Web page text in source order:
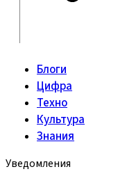
Блоги
Цифра
Техно
Культура
Знания
Уведомления